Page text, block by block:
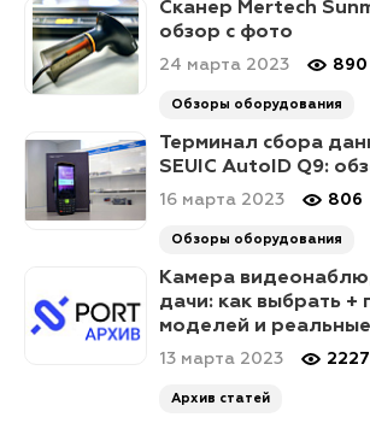
Сканер Mertech
обзор с фото
24 марта 2023 890
Обзоры оборудования
Терминал сбора
SEUIC AutoID Q9:
16 марта 2023 806
Обзоры оборудования
Камера
дачи: как выбрать +
моделей и
13 марта 2023 2227
Архив статей